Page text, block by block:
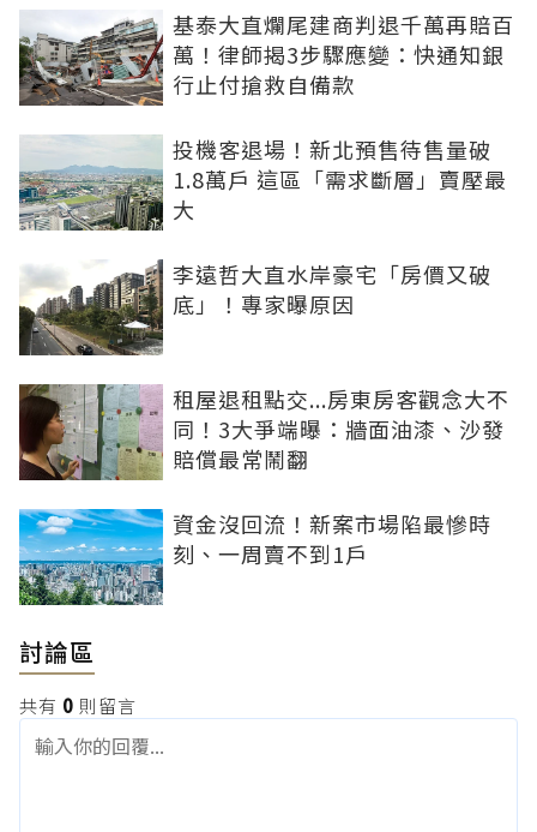
基泰大直爛尾建商判退千萬再賠百
萬！律師揭3步驟應變：快通知銀
行止付搶救自備款
投機客退場！新北預售待售量破
1.8萬戶 這區「需求斷層」賣壓最
大
李遠哲大直水岸豪宅「房價又破
底」！專家曝原因
租屋退租點交...房東房客觀念大不
同！3大爭端曝：牆面油漆、沙發
賠償最常鬧翻
資金沒回流！新案市場陷最慘時
刻、一周賣不到1戶
討論區
共有 0 則留言